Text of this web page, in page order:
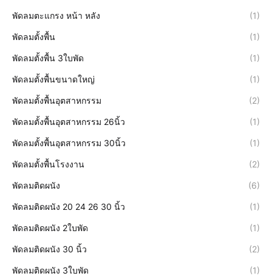
พัดลมตะแกรง หน้า หลัง (1)
พัดลมตั้งพื้น (1)
พัดลมตั้งพื้น 3ใบพัด (1)
พัดลมตั้งพื้นขนาดใหญ่ (1)
พัดลมตั้งพื้นอุตสาหกรรม (2)
พัดลมตั้งพื้นอุตสาหกรรม 26นิ้ว (1)
พัดลมตั้งพื้นอุตสาหกรรม 30นิ้ว (1)
พัดลมตั้งพื้นโรงงาน (2)
พัดลมติดผนัง (6)
พัดลมติดผนัง 20 24 26 30 นิ้ว (1)
พัดลมติดผนัง 2ใบพัด (1)
พัดลมติดผนัง 30 นิ้ว (2)
พัดลมติดผนัง 3ใบพัด (1)